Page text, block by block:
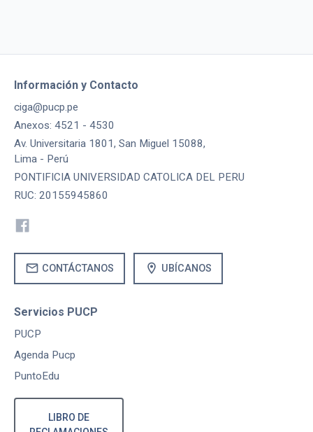
Información y Contacto
ciga@pucp.pe
Anexos: 4521 - 4530
Av. Universitaria 1801, San Miguel 15088,
Lima - Perú
PONTIFICIA UNIVERSIDAD CATOLICA DEL PERU
RUC: 20155945860
mail CONTÁCTANOS location_on UBÍCANOS
Servicios PUCP
PUCP
Agenda Pucp
PuntoEdu
LIBRO DE